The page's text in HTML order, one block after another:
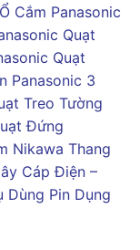
Ổ Cắm Panasonic
Quạt
Quạt
Panasonic 3
Treo Tường
Đứng
Nikawa Thang
Cáp Điện –
Dùng Pin Dụng